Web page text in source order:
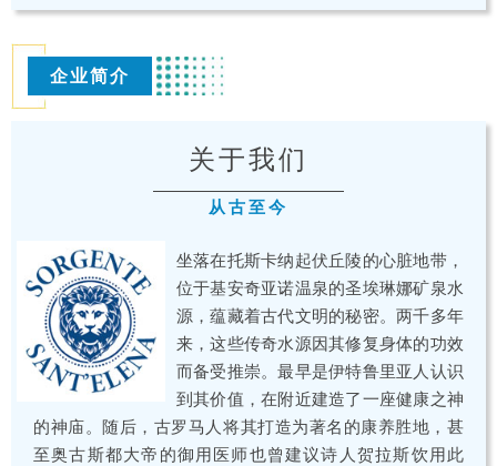
企业简介
关于我们
从古至今
坐落在托斯卡纳起伏丘陵的心脏地带，
位于基安奇亚诺温泉的圣埃琳娜矿泉水
源，蕴藏着古代文明的秘密。两千多年
来，这些传奇水源因其修复身体的功效
而备受推崇。最早是伊特鲁里亚人认识
到其价值，在附近建造了一座健康之神
的神庙。随后，古罗马人将其打造为著名的康养胜地，甚
至奥古斯都大帝的御用医师也曾建议诗人贺拉斯饮用此